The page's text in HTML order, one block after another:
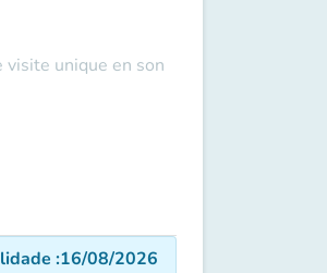
unique en son
:16/08/2026